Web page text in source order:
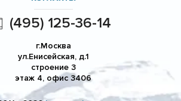
(495) 125-36-14
г.Москва
ул.Енисейская, д.1
строение 3
этаж 4, офис 3406